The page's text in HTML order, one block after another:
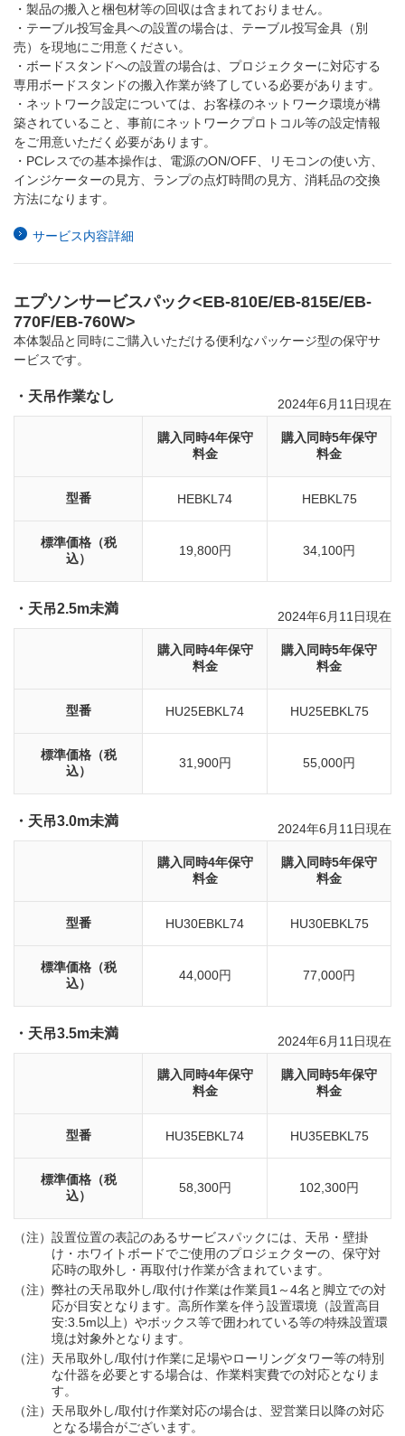
・ 製品の搬入と梱包材等の回収は含まれておりません。
・ テーブル投写金具への設置の場合は、テーブル投写金具（別
売）を現地にご用意ください。
・ ボードスタンドへの設置の場合は、プロジェクターに対応する
専用ボードスタンドの搬入作業が終了している必要があります。
・ ネットワーク設定については、お客様のネットワーク環境が構
築されていること、事前にネットワークプロトコル等の設定情報
をご用意いただく必要があります。
・ PCレスでの基本操作は、電源のON/OFF、リモコンの使い方、
インジケーターの見方、ランプの点灯時間の見方、消耗品の交換
方法になります。
サービス内容詳細
エプソンサービスパック<EB-810E/EB-815E/EB-
770F/EB-760W>
本体製品と同時にご購入いただける便利なパッケージ型の保守サ
ービスです。
・天吊作業なし 2024年6月11日現在
購入同時4年保守
料金
購入同時5年保守
料金
型番 HEBKL74 HEBKL75
標準価格（税
込）
19,800円 34,100円
・天吊2.5m未満 2024年6月11日現在
購入同時4年保守
料金
購入同時5年保守
料金
型番 HU25EBKL74 HU25EBKL75
標準価格（税
込）
31,900円 55,000円
・天吊3.0m未満 2024年6月11日現在
購入同時4年保守
料金
購入同時5年保守
料金
型番 HU30EBKL74 HU30EBKL75
標準価格（税
込）
44,000円 77,000円
・天吊3.5m未満 2024年6月11日現在
購入同時4年保守
料金
購入同時5年保守
料金
型番 HU35EBKL74 HU35EBKL75
標準価格（税
込）
58,300円 102,300円
（注） 設置位置の表記のあるサービスパックには、天吊・壁掛
け・ホワイトボードでご使用のプロジェクターの、保守対
応時の取外し・再取付け作業が含まれています。
（注） 弊社の天吊取外し/取付け作業は作業員1～4名と脚立での対
応が目安となります。高所作業を伴う設置環境（設置高目
安:3.5m以上）やボックス等で囲われている等の特殊設置環
境は対象外となります。
（注） 天吊取外し/取付け作業に足場やローリングタワー等の特別
な什器を必要とする場合は、作業料実費での対応となりま
す。
（注） 天吊取外し/取付け作業対応の場合は、翌営業日以降の対応
となる場合がございます。